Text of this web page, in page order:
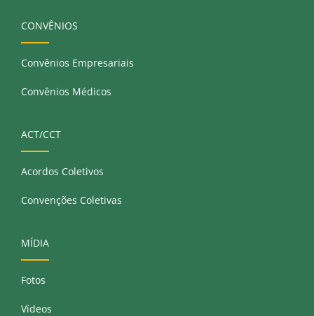
CONVÊNIOS
Convênios Empresariais
Convênios Médicos
ACT/CCT
Acordos Coletivos
Convenções Coletivas
MÍDIA
Fotos
Vídeos